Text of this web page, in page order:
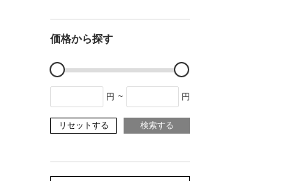
価格から探す
円 ~ 円
リセットする 検索する